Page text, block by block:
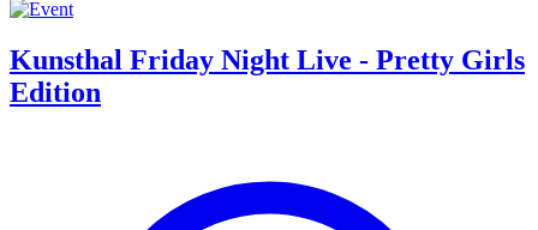
Kunsthal Friday Night Live - Pretty Girls
Edition